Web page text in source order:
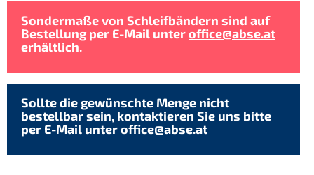
Sondermaße von Schleifbändern sind auf
Bestellung per E-Mail unteroffice@abse.at
erhältlich.
Sollte die gewünschte Menge nicht
bestellbar sein, kontaktieren Sie uns bitte
per E-Mail unteroffice@abse.at